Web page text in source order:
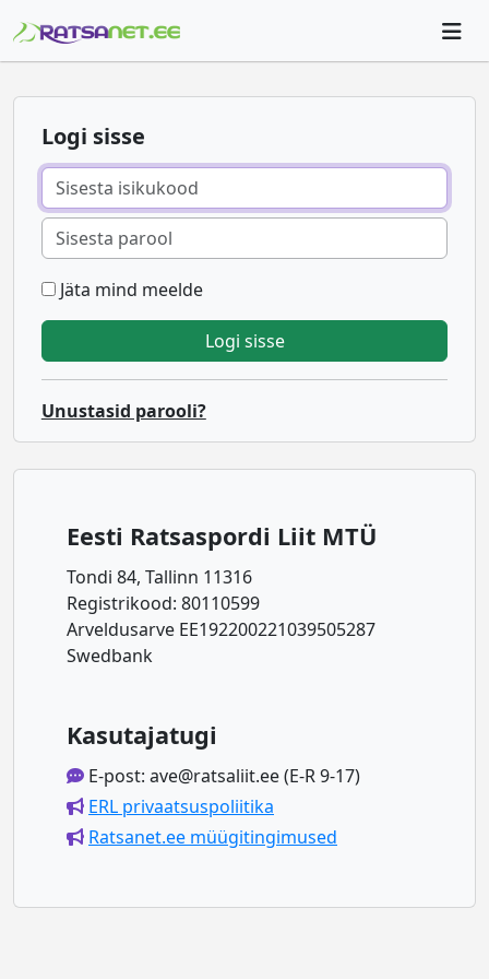
Logi sisse
Jäta mind meelde
Unustasid parooli?
Eesti Ratsaspordi Liit MTÜ
Tondi 84, Tallinn 11316
Registrikood: 80110599
Arveldusarve EE192200221039505287
Swedbank
Kasutajatugi
E-post: ave@ratsaliit.ee (E-R 9-17)
ERL privaatsuspoliitika
Ratsanet.ee müügitingimused